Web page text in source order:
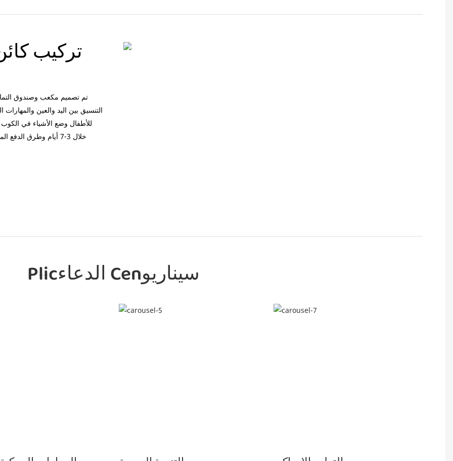
تركيب
تم تصميم مكعب وصندوق
التنسيق بين اليد والعين والمهارات
للأطفال وضع الأشياء في الكوب
خلال 3-7 أيام وطرق
Plicالدعاء Cenسيناريو